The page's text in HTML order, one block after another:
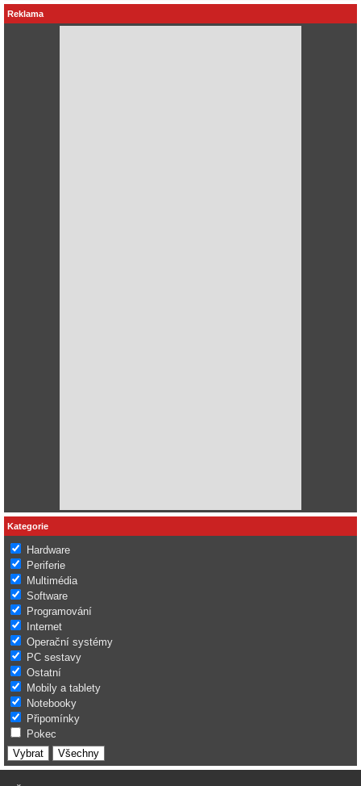
Reklama
Kategorie
Hardware
Periferie
Multimédia
Software
Programování
Internet
Operační systémy
PC sestavy
Ostatní
Mobily a tablety
Notebooky
Připomínky
Pokec